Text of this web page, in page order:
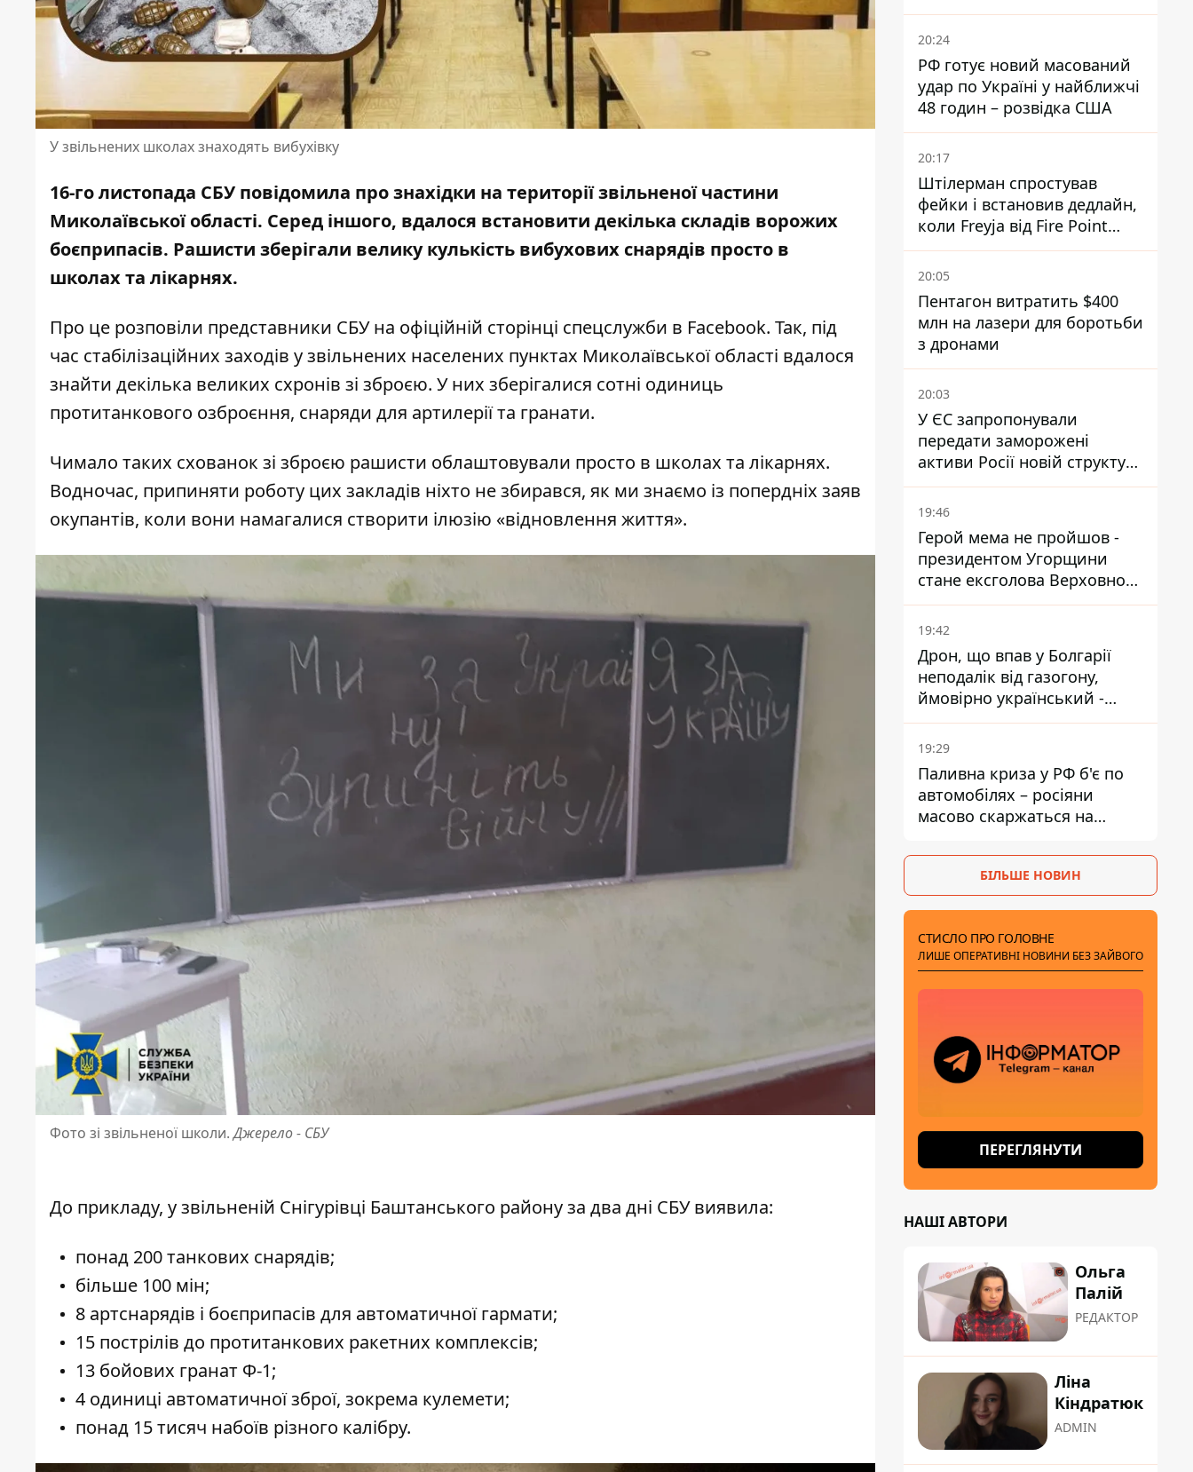
У звільнених школах знаходять вибухівку
16-го листопада СБУ повідомила про знахідки на території звільненої частини
Миколаївської області. Серед іншого, вдалося встановити декілька складів ворожих
боєприпасів. Рашисти зберігали велику кулькість вибухових снарядів просто в
школах та лікарнях.
Про це розповіли представники СБУ на офіційній сторінці спецслужби в Facebook. Так, під
час стабілізаційних заходів у звільнених населених пунктах Миколаївської області вдалося
знайти декілька великих схронів зі зброєю. У них зберігалися сотні одиниць
протитанкового озброєння, снаряди для артилерії та гранати.
Чимало таких схованок зі зброєю рашисти облаштовували просто в школах та лікарнях.
Водночас, припиняти роботу цих закладів ніхто не збирався, як ми знаємо із попердніх заяв
окупантів, коли вони намагалися створити ілюзію «відновлення життя».
Фото зі звільненої школи.Джерело - СБУ
До прикладу, у звільненій Снігурівці Баштанського району за два дні СБУ виявила:
понад 200 танкових снарядів;
більше 100 мін;
8 артснарядів і боєприпасів для автоматичної гармати;
15 пострілів до протитанкових ракетних комплексів;
13 бойових гранат Ф-1;
4 одиниці автоматичної зброї, зокрема кулемети;
понад 15 тисяч набоїв різного калібру.
20:24
РФ готує новий масований
удар по Україні у найближчі
48 годин – розвідка США
20:17
Штілерман спростував
фейки і встановив дедлайн,
коли Freyja від Fire Point
повноцінно запрацює проти
балістики
20:05
Пентагон витратить $400
млн на лазери для боротьби
з дронами
20:03
У ЄС запропонували
передати заморожені
активи Росії новій структурі
блоку
19:46
Герой мема не пройшов -
президентом Угорщини
стане ексголова Верховного
Суду, якого критикував
Орбан
19:42
Дрон, що впав у Болгарії
неподалік від газогону,
ймовірно український -
Міноборони країни
19:29
Паливна криза у РФ б'є по
автомобілях – росіяни
масово скаржаться на
бензин
БІЛЬШЕ НОВИН
СТИСЛО ПРО ГОЛОВНЕ
ЛИШЕ ОПЕРАТИВНІ НОВИНИ БЕЗ ЗАЙВОГО
ПЕРЕГЛЯНУТИ
НАШІ АВТОРИ
Ольга
Палій
РЕДАКТОР
Ліна
Кіндратюк
ADMIN